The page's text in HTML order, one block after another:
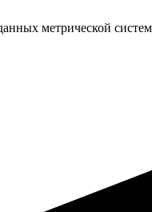
метрической